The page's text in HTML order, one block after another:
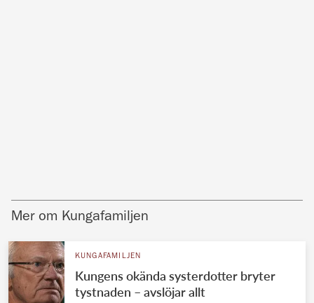
Mer om Kungafamiljen
KUNGAFAMILJEN
Kungens okända systerdotter bryter
tystnaden – avslöjar allt